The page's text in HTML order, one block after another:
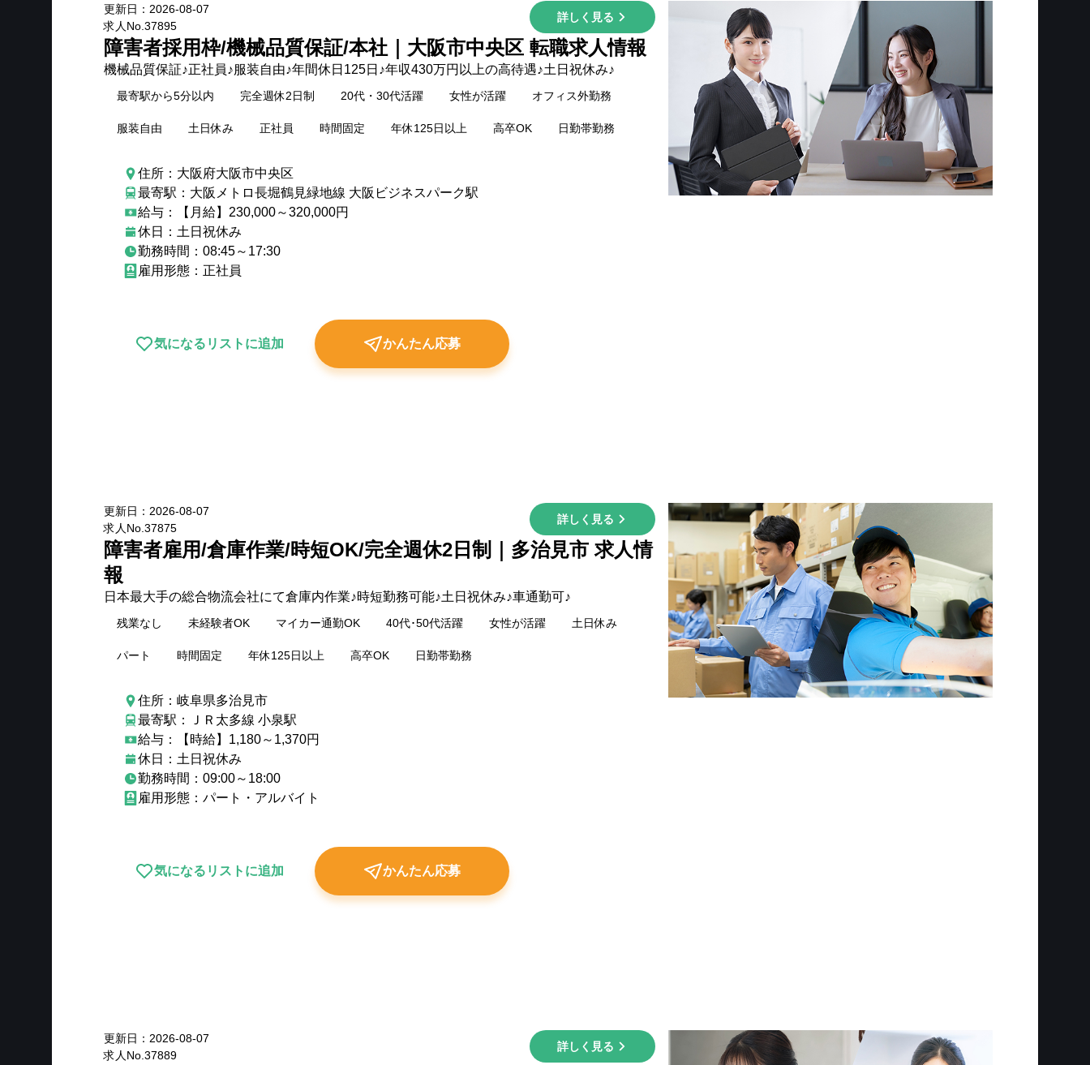
更新日： 2026-08-07
求人No. 37895
詳しく見る
障害者採用枠/機械品質保証/本社｜大阪市中央区 転職求人情報
機械品質保証♪正社員♪服装自由♪年間休日125日♪年収430万円以上の高待遇♪土日祝休み♪
最寄駅から5分以内 完全週休2日制 20代・30代活躍 女性が活躍 オフィス外勤務
服装自由 土日休み 正社員 時間固定 年休125日以上 高卒OK 日勤帯勤務
住所：大阪府大阪市中央区
最寄駅：大阪メトロ長堀鶴見緑地線 大阪ビジネスパーク駅
給与：【月給】230,000～320,000円
休日：土日祝休み
勤務時間：08:45～17:30
雇用形態：正社員
気になるリストに追加 かんたん応募
更新日： 2026-08-07
求人No. 37875
詳しく見る
障害者雇用/倉庫作業/時短OK/完全週休2日制｜多治見市 求人情
報
日本最大手の総合物流会社にて倉庫内作業♪時短勤務可能♪土日祝休み♪車通勤可♪
残業なし 未経験者OK マイカー通勤OK 40代･50代活躍 女性が活躍 土日休み
パート 時間固定 年休125日以上 高卒OK 日勤帯勤務
住所：岐阜県多治見市
最寄駅：ＪＲ太多線 小泉駅
給与：【時給】1,180～1,370円
休日：土日祝休み
勤務時間：09:00～18:00
雇用形態：パート・アルバイト
気になるリストに追加 かんたん応募
更新日： 2026-08-07
求人No. 37889
詳しく見る